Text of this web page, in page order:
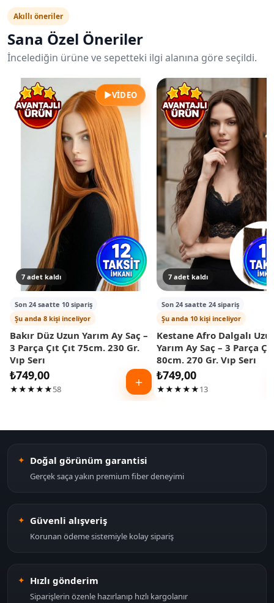
Akıllı öneriler
Sana Özel Öneriler
İncelediğin ürüne ve sepetteki ilgi alanına göre seçildi.
7 adet kaldı
▶VIDEO
Son 24 saatte 10 sipariş
Şu anda 8 kişi inceliyor
Bakır Düz Uzun Yarım Ay Saç –
3 Parça Çıt Çıt 75cm. 230 Gr.
Vıp Serı
₺749,00
★★★★★58 ＋
7 adet kaldı
Son 24 saatte 24 sipariş
Şu anda 10 kişi inceliyor
Kestane Afro Dalgalı
Yarım Ay Saç – 3 Parça
80cm. 270 Gr. Vıp Serı
₺749,00
★★★★★13
Doğal görünüm garantisi
Gerçek saça yakın premium fiber deneyimi
Güvenli alışveriş
Korunan ödeme sistemiyle kolay sipariş
Hızlı gönderim
Siparişlerin özenle hazırlanıp hızlı kargolanır